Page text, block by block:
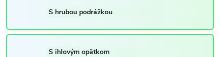
S hrubou podrážkou
S ihlovým opätkom